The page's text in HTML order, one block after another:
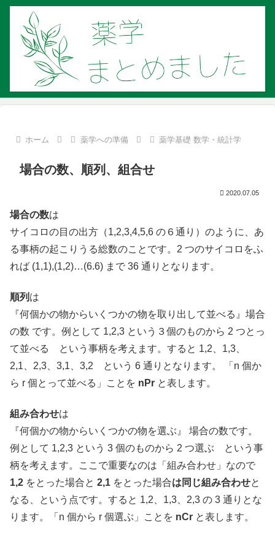
ホーム 薬学への準備 薬学基礎 数学・統計学
場合の数、順列、組合せ
2020.07.05
場合の数は
サイコロの目の出方（1,2,3,4,5,6 の６通り）のように、あ
る事柄の起こりうる総数のことです。2 つのサイコロをふ
れば (1,1),(1,2)…(6.6) まで 36 通りとなります。
順列 は
『何個かの物からいくつかの物を取り出して並べる』場合
の数 です。例として 1,2,3 という３個のものから 2 つとっ
て並べる という事柄を考えます。すると 1,2、1,3、
2,1、2,3、3,1、3,2 という 6 通りとなります。 「n 個か
ら r 個とって並べる」ことを nPr と表します。
組み合わせは
『何個かの物からいくつかの物を選ぶ』 場合の数です。
例として 1,2,3 という 3 個のものから 2 つ選ぶ という事
柄を考えます。ここで重要なのは「組み合わせ」なので
1,2 をとった場合と 2,1 をとった場合は同じ組み合わせと
なる、という点です。すると 1,2、1,3、2,3 の 3 通りとな
ります。「n 個から r 個選ぶ」ことを nCr と表します。